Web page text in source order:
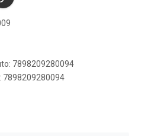
7898209280094
7898209280094